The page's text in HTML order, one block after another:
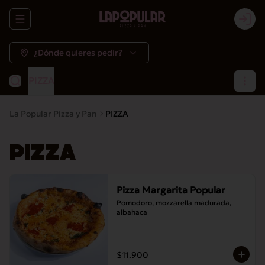
Abrir menu de navegación
¿Dónde quieres pedir?
La Popular Pizza y Pan PIZZA
PIZZA
Pizza Margarita Popular
Pomodoro, mozzarella madurada,
albahaca
$11.900